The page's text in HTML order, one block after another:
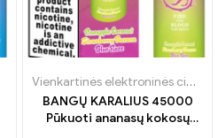
, Vienkartinės
Vienkartinės elektroninės cigaretės Portugalija
BANGŲ KARALIUS 45000
Pūkuoti ananasų kokosų